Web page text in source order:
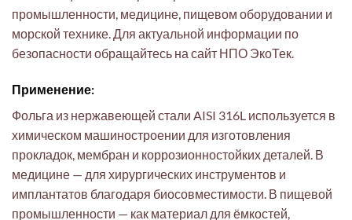
промышленности, медицине, пищевом оборудовании и
морской технике. Для актуальной информации по
безопасности обращайтесь на сайт НПО ЭкоТек.
Применение:
Фольга из нержавеющей стали AISI 316L используется в
химическом машиностроении для изготовления
прокладок, мембран и коррозионностойких деталей. В
медицине — для хирургических инструментов и
имплантатов благодаря биосовместимости. В пищевой
промышленности — как материал для ёмкостей,